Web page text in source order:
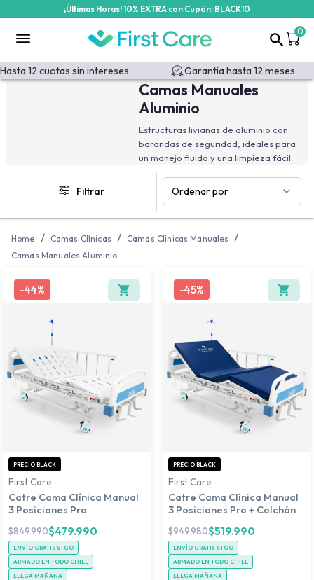
¡Últimas Horas! 10% EXTRA con Cupón: BLACK10
0
12 cuotas sin intereses Garantía hasta 12 meses
Camas Manuales
Aluminio
Estructuras livianas de aluminio con
barandas de seguridad, ideales para
un manejo fluido y una limpieza fácil.
Filtrar Ordenar por
Home / Camas Clínicas / Camas Clínicas Manuales /
Camas Manuales Aluminio
-44%
PRECIO BLACK
First Care
Catre Cama Clínica Manual
3 Posiciones Pro
$849.990$479.990
ENVÍO GRATIS STGO
ARMADO EN TODO CHILE
LLEGA MAÑANA
-45%
PRECIO BLACK
First Care
Catre Cama Clínica Manual
3 Posiciones Pro + Colchón
$949.980$519.990
ENVÍO GRATIS STGO
ARMADO EN TODO CHILE
LLEGA MAÑANA
/categoria-producto/camas-clinicas/camas-clinicas-manuales/